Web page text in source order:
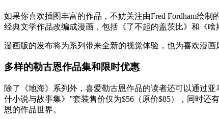
如果你喜欢插图丰富的作品，不妨关注由Fred Fordham绘
经典文学作品改编成漫画，包括《了不起的盖茨比》和《
漫画版的发布将为系列带来全新的视觉体验，也为喜欢漫画
多样的勒古恩作品集和限时优惠
除了《地海》系列外，喜爱勒古恩作品的读者还可以通过
什小说与故事集》”套装售价仅为$56（原价$85），同时
恩的作品世界。